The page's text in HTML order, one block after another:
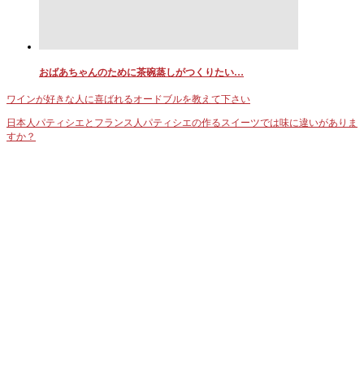
おばあちゃんのために茶碗蒸しがつくりたい…
ワインが好きな人に喜ばれるオードブルを教えて下さい
日本人パティシエとフランス人パティシエの作るスイーツでは味に違いがありま
すか？